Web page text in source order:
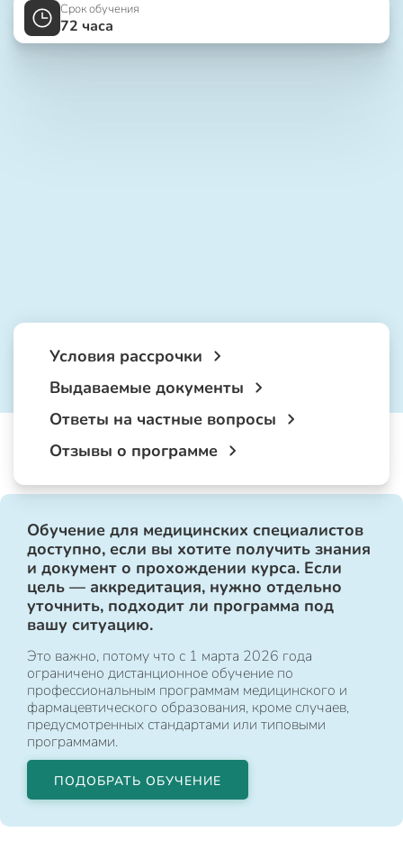
Срок обучения
72 часа
Условия рассрочки
Выдаваемые документы
Ответы на частные вопросы
Отзывы о программе
Обучение для медицинских специалистов
доступно, если вы хотите получить знания
и документ о прохождении курса. Если
цель — аккредитация, нужно отдельно
уточнить, подходит ли программа под
вашу ситуацию.
Это важно, потому что с 1 марта 2026 года
ограничено дистанционное обучение по
профессиональным программам медицинского и
фармацевтического образования, кроме случаев,
предусмотренных стандартами или типовыми
программами.
ПОДОБРАТЬ ОБУЧЕНИЕ